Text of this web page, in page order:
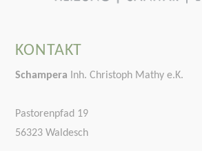
KONTAKT
Schampera Inh. Christoph Mathy e.K.
Pastorenpfad 19
56323 Waldesch